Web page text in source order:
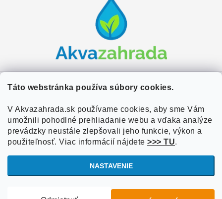
Táto webstránka používa súbory cookies.
V Akvazahrada.sk používame cookies, aby sme Vám
umožnili pohodlné prehliadanie webu a vďaka analýze
prevádzky neustále zlepšovali jeho funkcie, výkon a
použiteľnosť. Viac informácií nájdete >>> TU.
NASTAVENIE
e
Zákaznícky servis
Doprava a platba
Obchodné podmienky
Ochrana osobných údajov
Užitočné informácie
O nás
Referencie
Overené zákazníkmi
. Všetky práva vyhradené.